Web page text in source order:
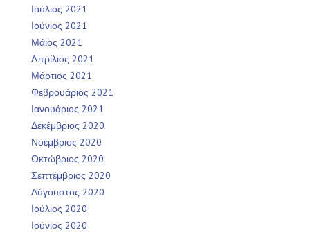
Ιούλιος 2021
Ιούνιος 2021
Μάιος 2021
Απρίλιος 2021
Μάρτιος 2021
Φεβρουάριος 2021
Ιανουάριος 2021
Δεκέμβριος 2020
Νοέμβριος 2020
Οκτώβριος 2020
Σεπτέμβριος 2020
Αύγουστος 2020
Ιούλιος 2020
Ιούνιος 2020